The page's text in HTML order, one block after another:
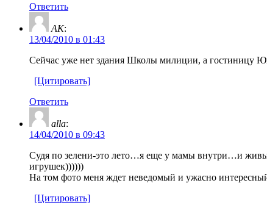
Ответить
AK:
13/04/2010 в 01:43
Сейчас уже нет здания Школы милиции, а гостиницу
[Цитировать]
Ответить
alla:
14/04/2010 в 09:43
Судя по зелени-это лето…я еще у мамы внутри…и
игрушек))))))
На том фото меня ждет неведомый и ужасно
[Цитировать]